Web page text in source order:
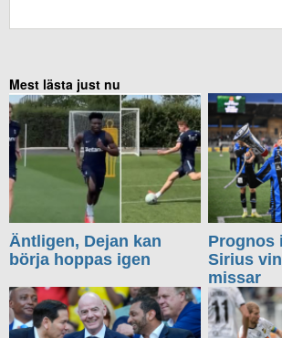
Mest lästa just nu
Äntligen, Dejan kan
börja hoppas igen
Prognos
Sirius
missar